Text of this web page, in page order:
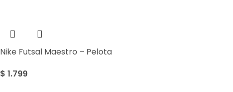
Nike Futsal Maestro – Pelota
$ 1.799